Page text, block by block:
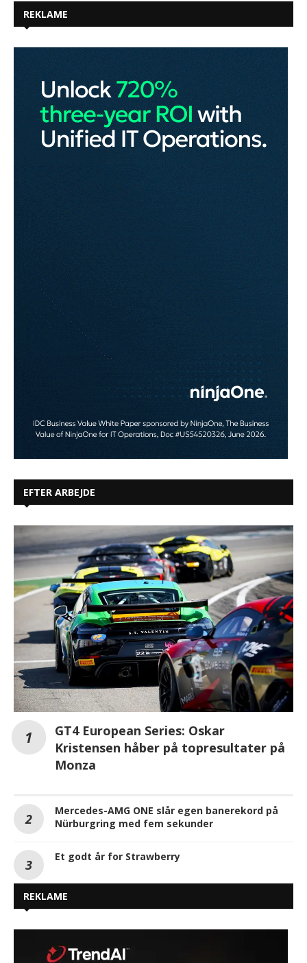
REKLAME
EFTER ARBEJDE
GT4 European Series: Oskar
Kristensen håber på topresultater på
Monza
Mercedes-AMG ONE slår egen banerekord på
Nürburgring med fem sekunder
Et godt år for Strawberry
REKLAME